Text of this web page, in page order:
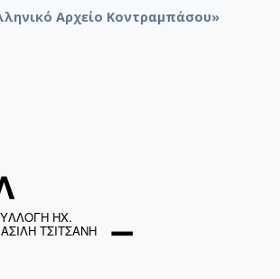
Αρχείο Κοντραμπάσου»